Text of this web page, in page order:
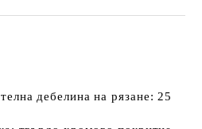
дебелина на рязане: 25